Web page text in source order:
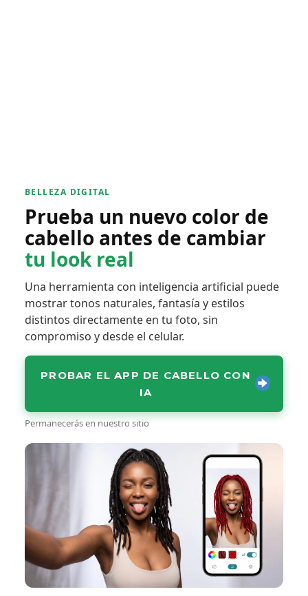
BELLEZA DIGITAL
Prueba un nuevo color de
cabello antes de cambiar
tu look real
Una herramienta con inteligencia artificial puede
mostrar tonos naturales, fantasía y estilos
distintos directamente en tu foto, sin
compromiso y desde el celular.
PROBAR EL APP DE CABELLO CON
IA
Permanecerás en nuestro sitio